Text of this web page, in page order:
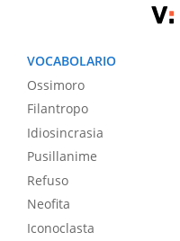
VOCABOLARIO
Ossimoro
Filantropo
Idiosincrasia
Pusillanime
Refuso
Neofita
Iconoclasta